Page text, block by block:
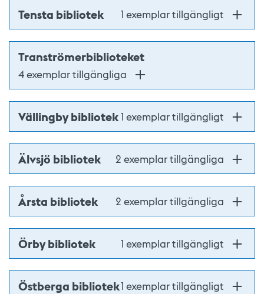
Tensta bibliotek 1 exemplar tillgängligt
Tranströmerbiblioteket
4 exemplar tillgängliga
Vällingby bibliotek1 exemplar tillgängligt
Älvsjö bibliotek 2 exemplar tillgängliga
Årsta bibliotek 2 exemplar tillgängliga
Örby bibliotek 1 exemplar tillgängligt
Östberga bibliotek1 exemplar tillgängligt